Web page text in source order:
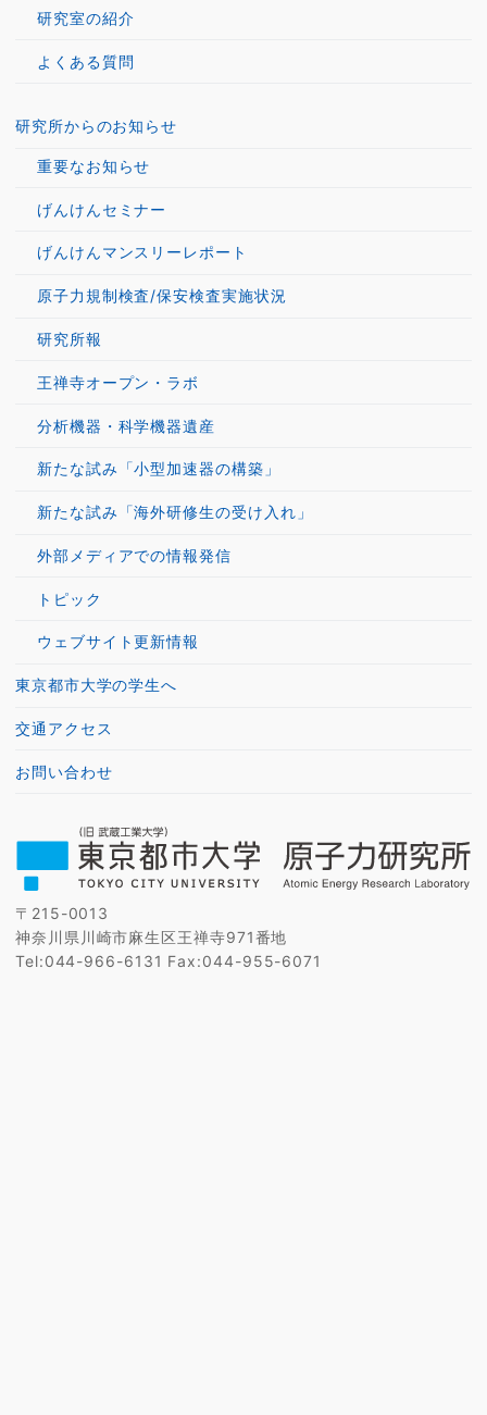
研究室の紹介
よくある質問
研究所からのお知らせ
重要なお知らせ
げんけんセミナー
げんけんマンスリーレポート
原子力規制検査/保安検査実施状況
研究所報
王禅寺オープン・ラボ
分析機器・科学機器遺産
新たな試み「小型加速器の構築」
新たな試み「海外研修生の受け入れ」
外部メディアでの情報発信
トピック
ウェブサイト更新情報
東京都市大学の学生へ
交通アクセス
お問い合わせ
〒215-0013
神奈川県川崎市麻生区王禅寺971番地
Tel:044-966-6131 Fax:044-955-6071